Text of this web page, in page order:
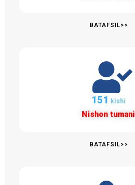
BATAFSIL>>
155 kishi
Nishon tumani
BATAFSIL>>